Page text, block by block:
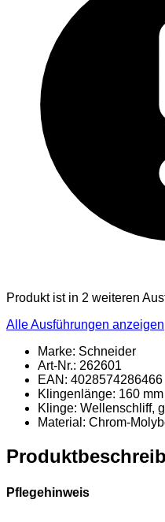
Produkt ist in 2 weiteren
Alle Ausführungen anzeigen
Marke: Schneider
Art-Nr.: 262601
EAN: 4028574286466
Klingenlänge: 160 mm
Klinge: Wellenschliff,
Material : Chrom-
Pflegehinweis